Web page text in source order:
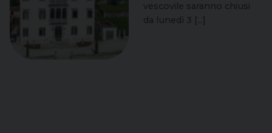
vescovile saranno chiusi
da lunedì 3 [...]